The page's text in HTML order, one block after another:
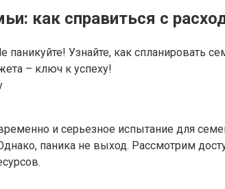
как справиться с
Узнайте, как спланировать
– ключ к успеху!
и серьезное испытание для
паника не выход. Рассмотрим